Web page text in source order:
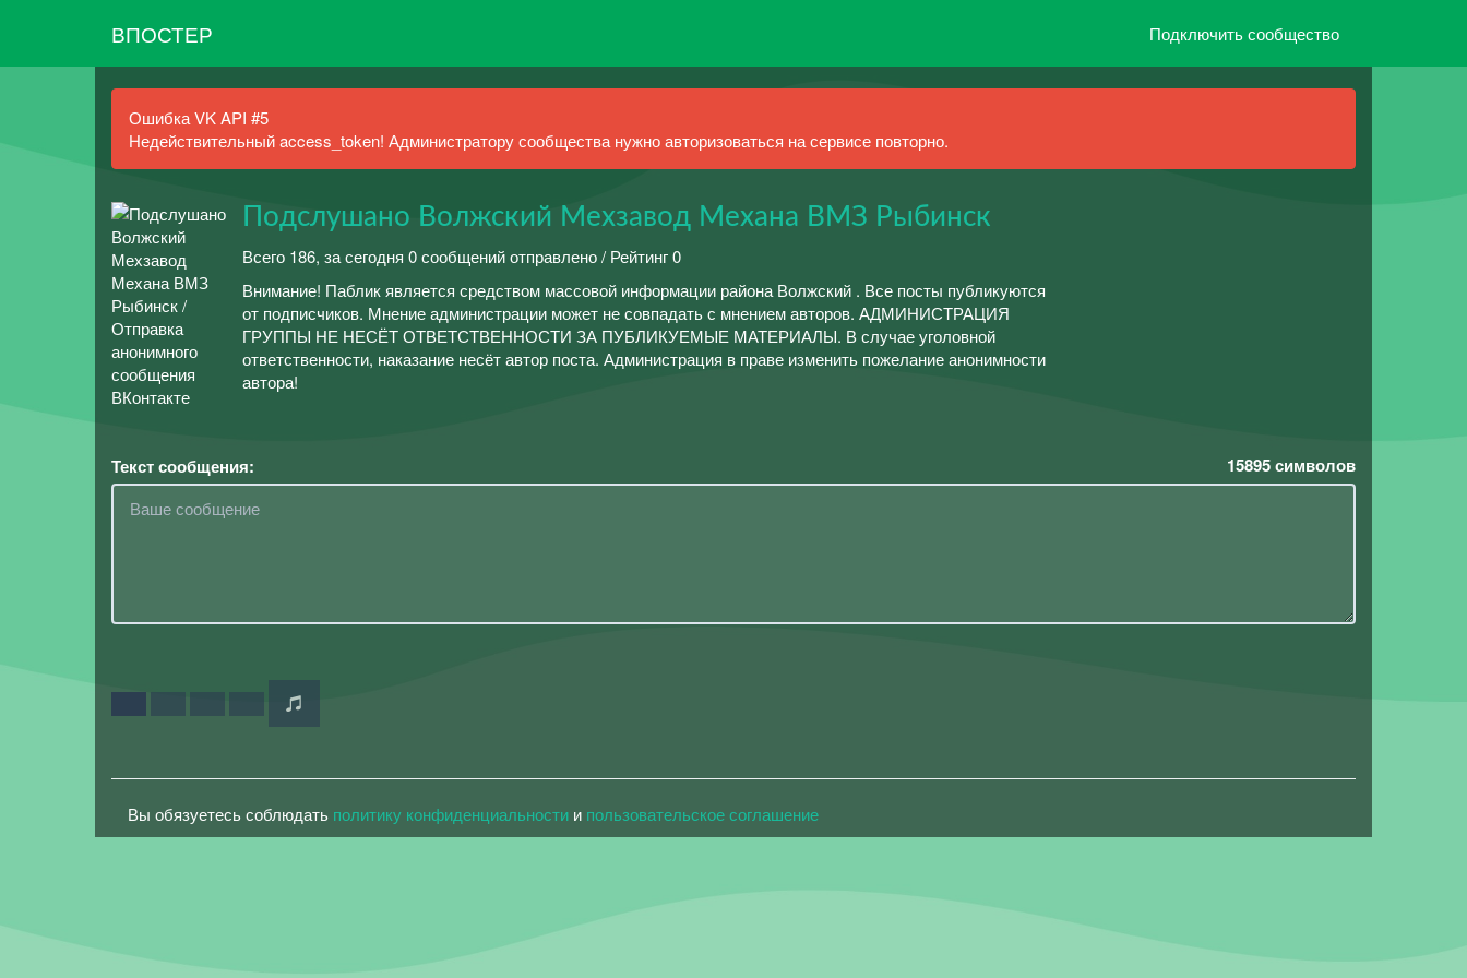
ВПОСТЕР Подключить сообщество
Ошибка VK API #5
Недействительный access_token! Администратору сообщества нужно авторизоваться на сервисе повторно.
Подслушано Волжский Мехзавод Механа ВМЗ Рыбинск
Всего 186, за сегодня 0 сообщений отправлено / Рейтинг 0
Внимание! Паблик является средством массовой информации района Волжский . Все посты публикуются
от подписчиков. Мнение администрации может не совпадать с мнением авторов. АДМИНИСТРАЦИЯ
ГРУППЫ НЕ НЕСЁТ ОТВЕТСТВЕННОСТИ ЗА ПУБЛИКУЕМЫЕ МАТЕРИАЛЫ. В случае уголовной
ответственности, наказание несёт автор поста. Администрация в праве изменить пожелание анонимности
автора!
Текст сообщения: 15895символов
Вы обязуетесь соблюдать политику конфиденциальности и пользовательское соглашение